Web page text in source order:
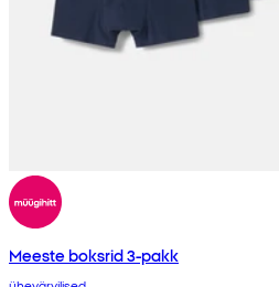
Meeste boksrid 3-pakk